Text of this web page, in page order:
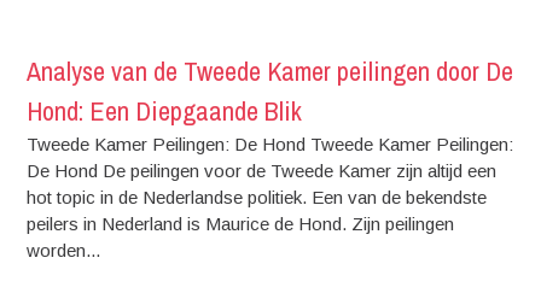
Analyse van de Tweede Kamer peilingen door De
Hond: Een Diepgaande Blik
Tweede Kamer Peilingen: De Hond Tweede Kamer Peilingen:
De Hond De peilingen voor de Tweede Kamer zijn altijd een
hot topic in de Nederlandse politiek. Een van de bekendste
peilers in Nederland is Maurice de Hond. Zijn peilingen
worden...